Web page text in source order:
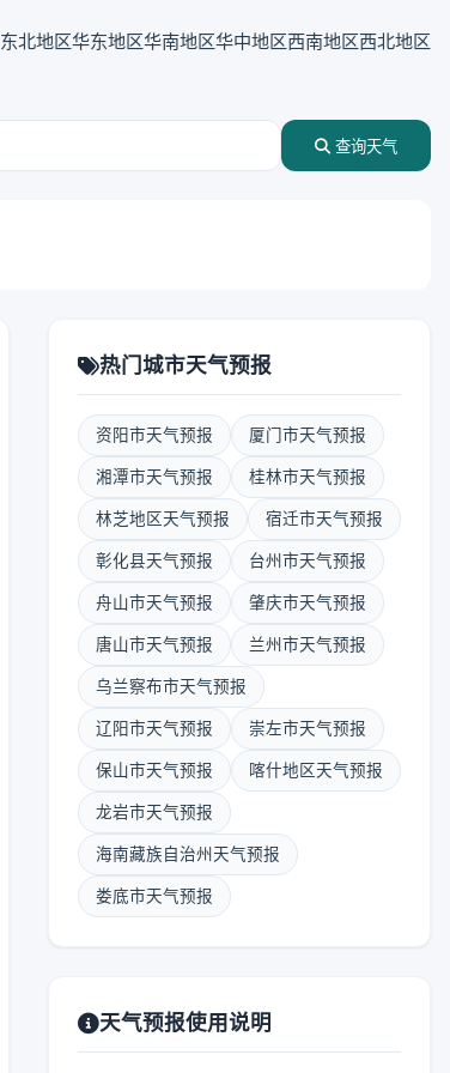
东北地区华东地区华南地区华中地区西南地区西北地区
查询天气
热门城市天气预报
资阳市天气预报 厦门市天气预报
湘潭市天气预报 桂林市天气预报
林芝地区天气预报 宿迁市天气预报
彰化县天气预报 台州市天气预报
舟山市天气预报 肇庆市天气预报
唐山市天气预报 兰州市天气预报
乌兰察布市天气预报
辽阳市天气预报 崇左市天气预报
保山市天气预报 喀什地区天气预报
龙岩市天气预报
海南藏族自治州天气预报
娄底市天气预报
天气预报使用说明